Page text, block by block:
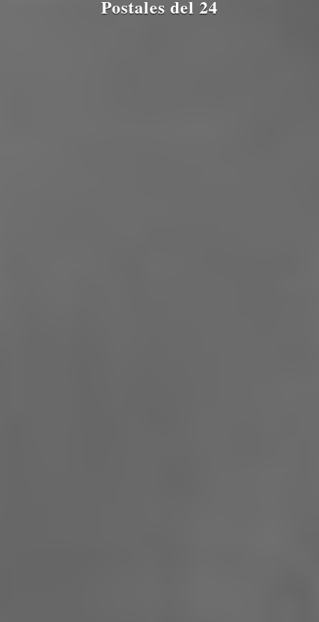
Postales del 24